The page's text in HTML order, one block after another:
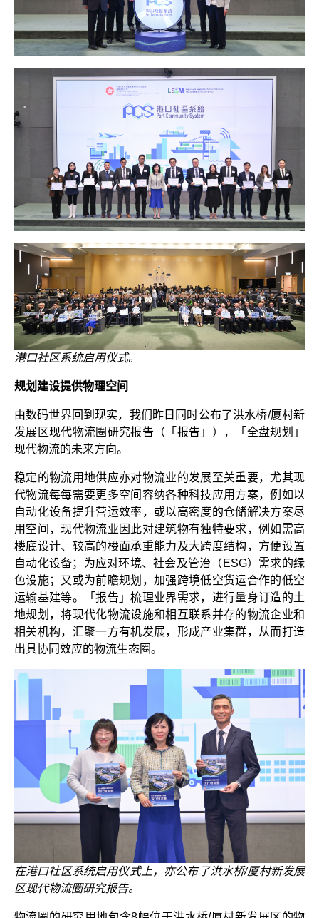
港口社区系统启用仪式。
规划建设提供物理空间
由数码世界回到现实，我们昨日同时公布了洪水桥/厦村新
发展区现代物流圈研究报告（「报告」），「全盘规划」
现代物流的未来方向。
稳定的物流用地供应亦对物流业的发展至关重要，尤其现
代物流每每需要更多空间容纳各种科技应用方案，例如以
自动化设备提升营运效率，或以高密度的仓储解决方案尽
用空间，现代物流业因此对建筑物有独特要求，例如需高
楼底设计、较高的楼面承重能力及大跨度结构，方便设置
自动化设备；为应对环境、社会及管治（ESG）需求的绿
色设施；又或为前瞻规划，加强跨境低空货运合作的低空
运输基建等。「报告」梳理业界需求，进行量身订造的土
地规划，将现代化物流设施和相互联系并存的物流企业和
相关机构，汇聚一方有机发展，形成产业集群，从而打造
出具协同效应的物流生态圈。
在港口社区系统启用仪式上，亦公布了洪水桥/厦村新发展
区现代物流圈研究报告。